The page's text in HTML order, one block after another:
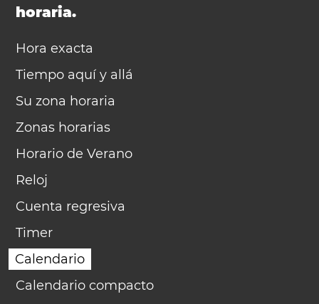
horaria.
Hora exacta
Tiempo aquí y allá
Su zona horaria
Zonas horarias
Horario de Verano
Reloj
Cuenta regresiva
Timer
Calendario
Calendario compacto